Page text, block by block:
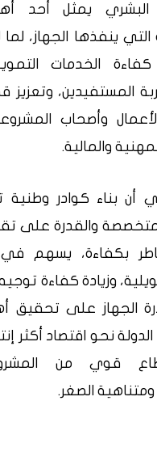
البشري يمثل أحد
التي ينفذها الجهاز،
الخدمات
المستفيدين، وتعزيز
وأصحاب
والمالية.
أن بناء كوادر وطنية
المتخصصة والقدرة على
بكفاءة، يسهم
وزيادة كفاءة توجيه
الجهاز على تحقيق
نحو اقتصاد أكثر
قوي من
الصغر.